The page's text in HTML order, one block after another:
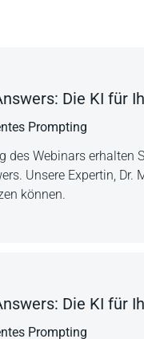
Die KI für
Prompting
des Webinars erhalten
Unsere Expertin,
können.
Die KI für
Prompting